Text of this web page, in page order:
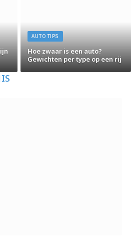
AUTO TIPS
Hoe zwaar is een auto?
Gewichten per type op een rij